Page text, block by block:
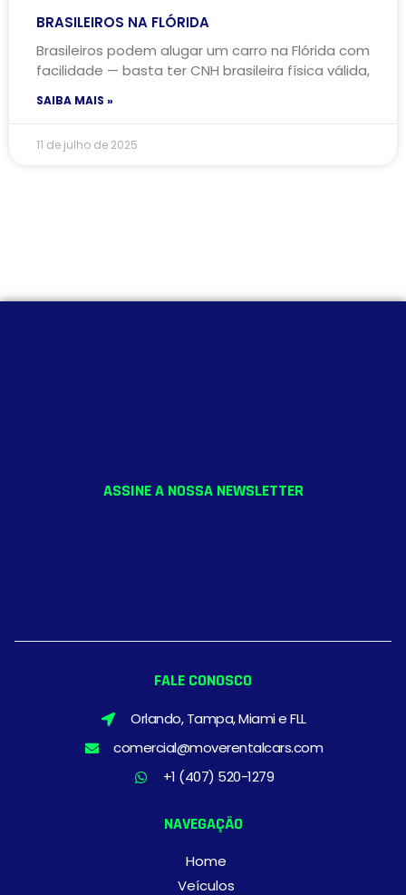
BRASILEIROS NA FLÓRIDA
Brasileiros podem alugar um carro na Flórida com
facilidade — basta ter CNH brasileira física válida,
SAIBA MAIS »
11 de julho de 2025
ASSINE A NOSSA NEWSLETTER
FALE CONOSCO
Orlando, Tampa, Miami e FLL
comercial@moverentalcars.com
+1 (407) 520-1279
NAVEGAÇÃO
Home
Veículos